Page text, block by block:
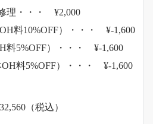
理・・・ ¥2,000
料10%OFF）・・・ ¥-1,600
料5%OFF）・・・ ¥-1,600
OH料5%OFF）・・・ ¥-1,600
（税込）